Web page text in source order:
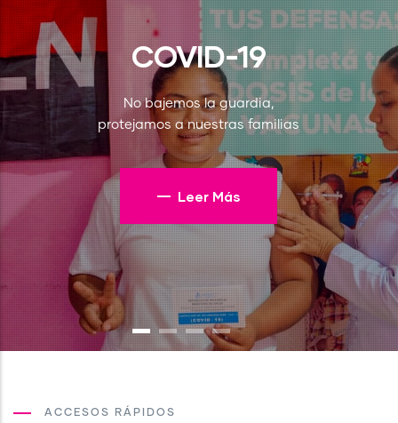
COVID-19
No bajemos la guardia,
protejamos a nuestras familias
Leer Más
ACCESOS RÁPIDOS